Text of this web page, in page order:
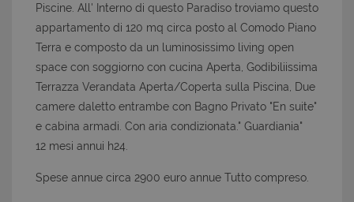
Piscine. All' Interno di questo Paradiso troviamo questo
appartamento di 120 mq circa posto al Comodo Piano
Terra e composto da un luminosissimo living open
space con soggiorno con cucina Aperta, Godibiliissima
Terrazza Verandata Aperta/Coperta sulla Piscina, Due
camere daletto entrambe con Bagno Privato "En suite"
e cabina armadi. Con aria condizionata." Guardiania"
12 mesi annui h24.
Spese annue circa 2900 euro annue Tutto compreso.